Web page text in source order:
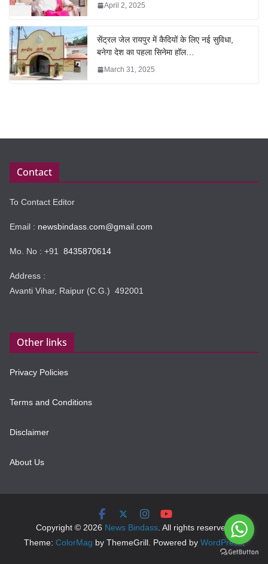
April 2, 2025
सेंट्रल जेल रायपुर में कैदियों के लिए नई सुविधा,
बनेगा देश का पहला सिनेमा हॉल…
March 31, 2025
Contact
To Contact Editor
Email : newsbindass.com@gmail.com
Mo. No : +91 8435870614
Address :
Avanti Vihar, Raipur (C.G.) 492001
Other links
Privacy Policies
Terms and Conditions
Disclaimer
About Us
Copyright © 2026 News Bindass. All rights reserved.
Theme: ColorMag by ThemeGrill. Powered by WordPress.